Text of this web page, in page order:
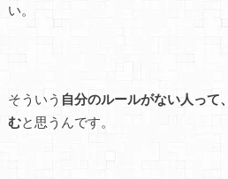
い。
そういう 自分のルールがない人って
むと思うんです。